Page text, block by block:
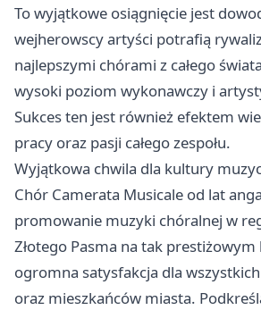
To wyjątkowe osiągnięcie jest
wejherowscy artyści potrafią
najlepszymi chórami z całego
wysoki poziom wykonawczy i
Sukces ten jest również efektem
pracy oraz pasji całego zespołu.
Wyjątkowa chwila dla kultury
Chór Camerata Musicale od lat
promowanie muzyki chóralnej w
Złotego Pasma na tak
ogromna satysfakcja dla
oraz mieszkańców miasta.